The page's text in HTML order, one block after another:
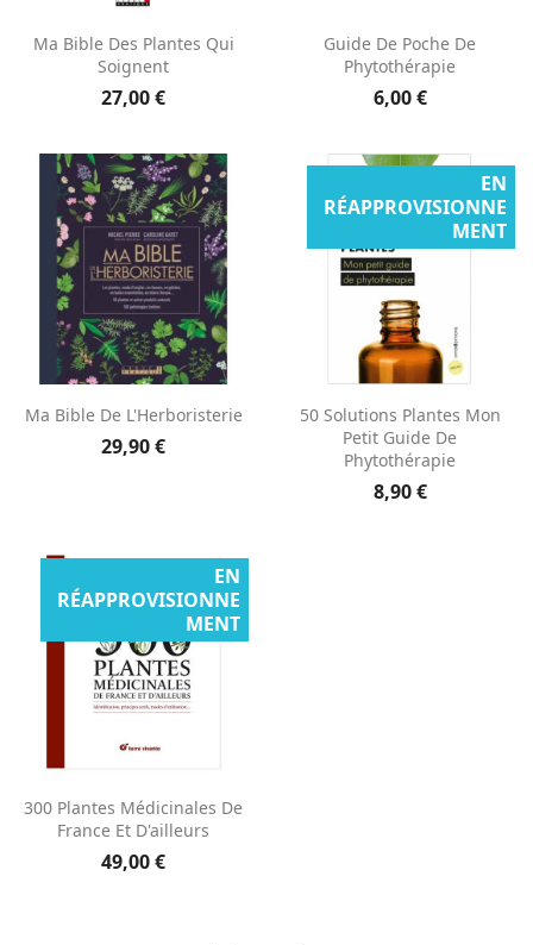
Ma Bible Des Plantes Qui
Soignent
27,00 €
Guide De Poche De
Phytothérapie
6,00 €
Ma Bible De L'Herboristerie
29,90 €
50 Solutions Plantes Mon
Petit Guide De
Phytothérapie
8,90 €
EN
RÉAPPROVISIONNE
MENT
300 Plantes Médicinales De
France Et D'ailleurs
49,00 €
EN
RÉAPPROVISIONNE
MENT